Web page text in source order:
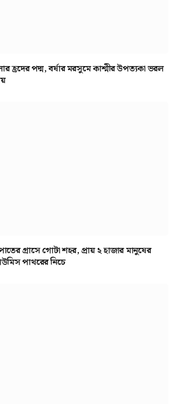
হ্রদের পদ্ম, বর্ষার মরসুমে কাশ্মীর উপত্যকা ভরল
গ্রাসে গোটা শহর, প্রায় ২ হাজার মানুষের
পাথরের নিচে